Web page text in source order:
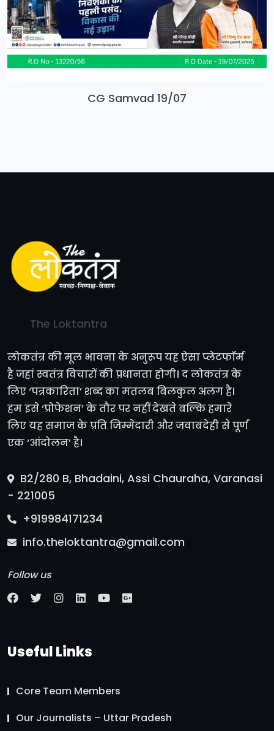
CG Samvad 19/07
The Loktantra
लोकतंत्र की मूल भावना के अनुरूप यह ऐसा प्लेटफॉर्म
है जहां स्वतंत्र विचारों की प्रधानता होगी। द लोकतंत्र के
लिए ‘पत्रकारिता’ शब्द का मतलब बिलकुल अलग है।
हम इसे ‘प्रोफेशन’ के तौर पर नहीं देखते बल्कि हमारे
लिए यह समाज के प्रति जिम्मेदारी और जवाबदेही से पूर्ण
एक ‘आंदोलन’ है।
B2/280 B, Bhadaini, Assi Chauraha, Varanasi
- 221005
+919984171234
info.theloktantra@gmail.com
Follow us
Useful Links
Core Team Members
Our Journalists – Uttar Pradesh